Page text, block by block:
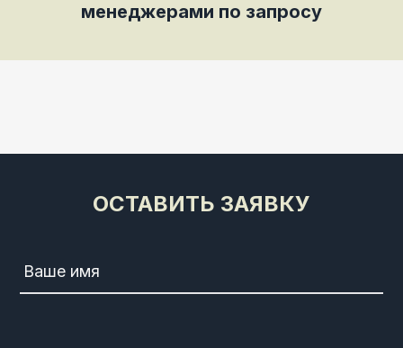
менеджерами по запросу
ОСТАВИТЬ ЗАЯВКУ
Ваше имя